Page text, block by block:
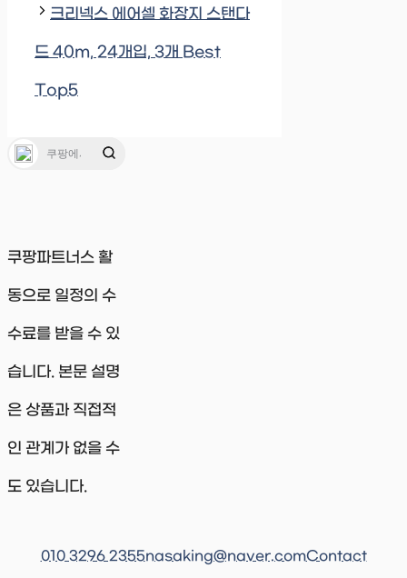
크리넥스 에어셀 화장지 스탠다
드 40m, 24개입, 3개 Best
Top5
쿠팡파트너스 활
동으로 일정의 수
수료를 받을 수 있
습니다. 본문 설명
은 상품과 직접적
인 관계가 없을 수
도 있습니다.
010 3296 2355nasaking@naver.comContact